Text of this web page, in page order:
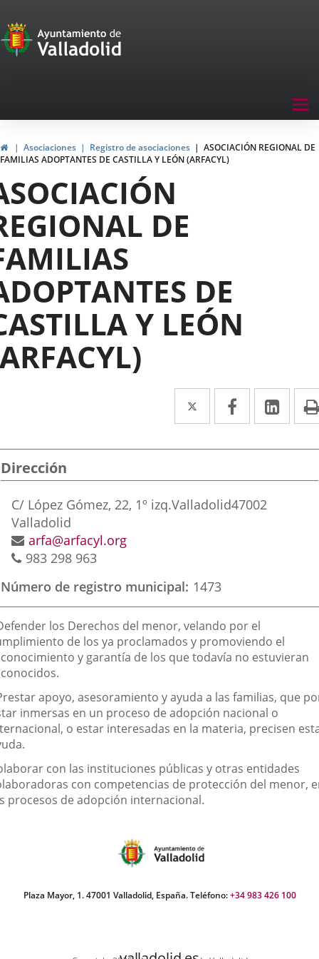
Portal
de
navegación
HomeAsociaciones Registro de asociaciones
ASOCIACIÓN REGIONAL DE
FAMILIAS ADOPTANTES DE CASTILLA Y LEÓN (ARFACYL)
DE
DE
Y LEÓN
Twitter
Enlace
a
una
externa.
Facebook
Enlace
a
una
externa.
a
una
Dirección
Postal
address
C/ López Gómez, 22, 1º izq.Valladolid47002
Valladolid
Email
arfa@arfacyl.org
Phones
983 298 963
Número de registro municipal 1473
los Derechos del menor, velando por el
de los ya proclamados y promoviendo el
y garantía de los que todavía no estuvieran
apoyo, asesoramiento y ayuda a las familias, que
inmersas en un proceso de adopción nacional o
o estar interesadas en la materia, precisen
con las instituciones públicas y otras entidades
con competencias de protección del menor,
procesos de adopción internacional.
Plaza Mayor, 1. 47001 Valladolid, España. Teléfono:+34 983 426 100